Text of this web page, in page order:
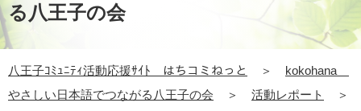
る八王子の会
八王子ｺﾐｭﾆﾃｨ活動応援ｻｲﾄ はちコミねっと ＞
kokohana
やさしい日本語でつながる八王子の会
＞ 活動レポート
＞